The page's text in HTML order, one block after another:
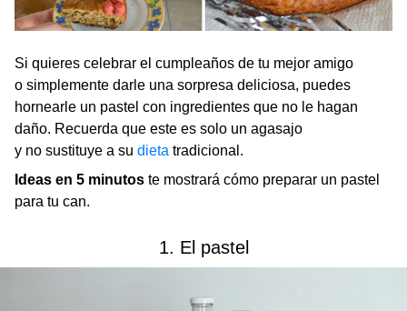
Si quieres celebrar el cumpleaños de tu mejor amigo
o simplemente darle una sorpresa deliciosa, puedes
hornearle un pastel con ingredientes que no le hagan
daño. Recuerda que este es solo un agasajo
y no sustituye a su dieta tradicional.
Ideas en 5 minutos te mostrará cómo preparar un pastel
para tu can.
1. El pastel